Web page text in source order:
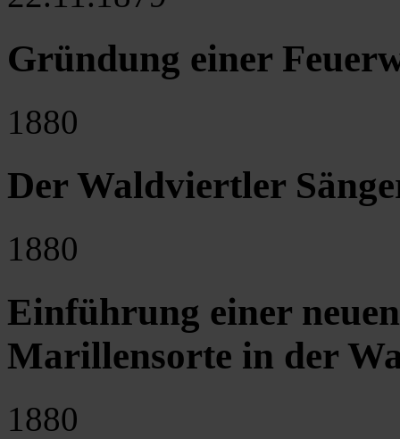
Gründung einer
1880
Der Waldviertler
1880
Einführung einer
Marillensorte in der
1880